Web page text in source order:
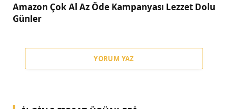
Amazon Çok Al Az Öde Kampanyası Lezzet Dolu
Günler
YORUM YAZ